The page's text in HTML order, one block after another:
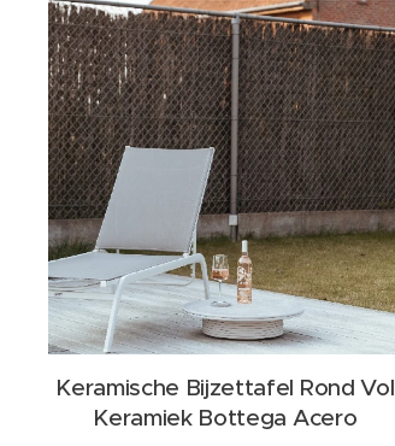
Keramische Bijzettafel Rond Vol
Keramiek Bottega Acero